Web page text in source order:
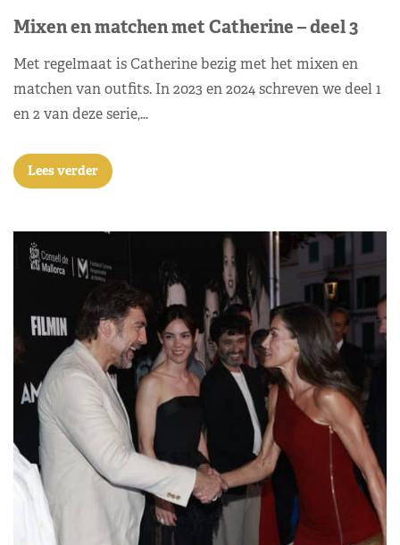
Mixen en matchen met Catherine – deel 3
Met regelmaat is Catherine bezig met het mixen en
matchen van outfits. In 2023 en 2024 schreven we deel 1
en 2 van deze serie,…
Lees verder